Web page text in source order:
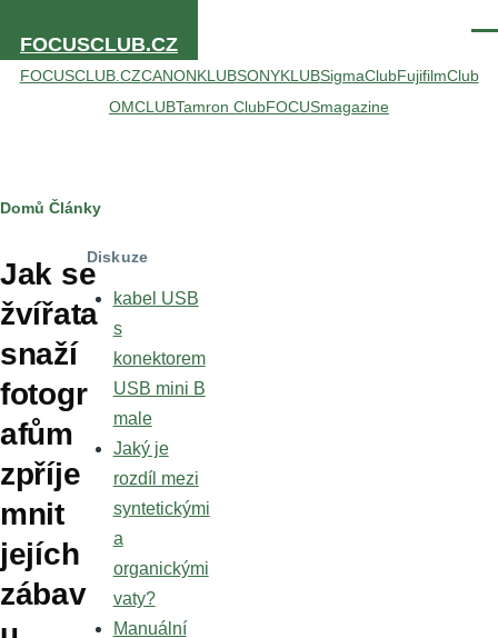
FOCUSCLUB.CZ
FOCUSCLUB.CZCANONKLUBSONYKLUBSigmaClubFujifilmClub
OMCLUBTamron ClubFOCUSmagazine
Drobečková
navigace
Domů Články
Jak se
žvířata
snaží
fotogr
afům
zpříje
mnit
jejích
zábav
Diskuze
kabel USB
s
konektorem
USB mini B
male
Jaký je
rozdíl mezi
syntetickými
a
organickými
vaty?
Manuální